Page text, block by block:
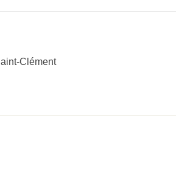
Clément